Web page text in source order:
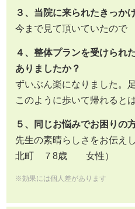
３、当院に来られたきっか
今まで見て頂いていたので
４、整体プランを受けられ
ありましたか？
ずいぶん楽になりました。
このように歩いて帰れると
５、同じお悩みでお困りの
先生の素晴らしさをお伝え
北町 ７8歳 女性）
※効果には個人差があります